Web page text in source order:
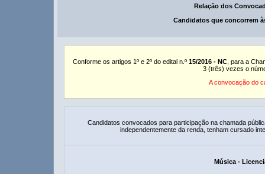
Relação dos
Candidatos que concorrem
Conforme os artigos 1º e 2º do edital n.º 15/2016 - NC , para a
3 (três) vezes o
A convocação do
Candidatos convocados para participação na chamada
independentemente da renda, tenham cursado
Música -